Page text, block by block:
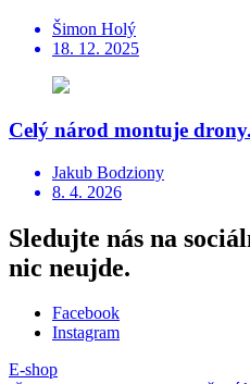
Šimon Holý
18. 12. 2025
Celý národ montuje
Jakub Bodziony
8. 4. 2026
Sledujte nás na
nic neujde.
Facebook
Instagram
E-shop